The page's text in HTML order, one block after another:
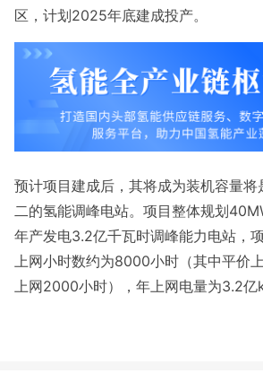
区，计划2025年底建成投产。
预计项目建成后，其将成为装机容量将
二的氢能调峰电站。项目整体规划
年产发电3.2亿千瓦时调峰能力电站，
上网小时数约为8000小时（其中平价
上网2000小时），年上网电量为3.2亿